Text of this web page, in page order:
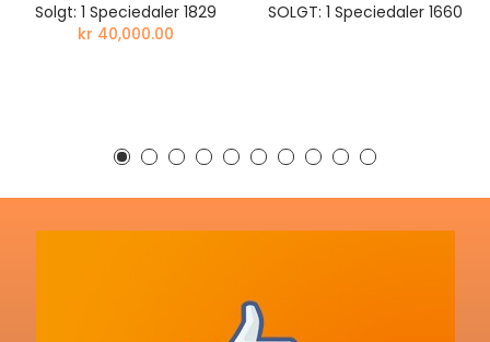
Solgt: 1 Speciedaler 1829
kr 40,000.00
SOLGT: 1 Speciedaler 1660